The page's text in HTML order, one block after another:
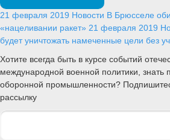
21 февраля 2019 Новости В Брюсселе
«нацеливании ракет» 21 февраля 2019
будет уничтожать намеченные цели без
Хотите всегда быть в курсе событий
международной военной политики, знать
оборонной промышленности?
рассылку